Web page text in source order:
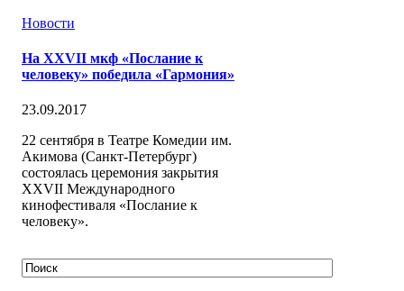
Новости
На XXVII мкф «Послание к
человеку» победила «Гармония»
23.09.2017
22 сентября в Театре Комедии им.
Акимова (Санкт-Петербург)
состоялась церемония закрытия
XXVII Международного
кинофестиваля «Послание к
человеку».